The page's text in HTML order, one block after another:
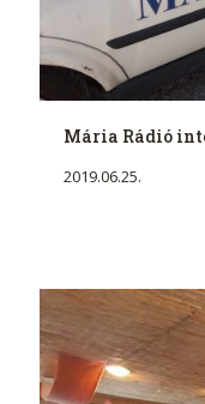
Mária Rádió
2019.06.25.